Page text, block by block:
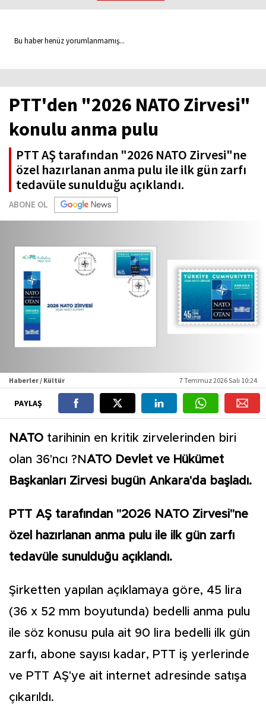
Bu haber henüz yorumlanmamış...
PTT'den "2026 NATO Zirvesi"
konulu anma pulu
PTT AŞ tarafından "2026 NATO Zirvesi"ne
özel hazırlanan anma pulu ile ilk gün zarfı
tedavüle sunulduğu açıklandı.
ABONE OL
Haberler / Kültür 7 Temmuz 2026 Salı 10:24
PAYLAŞ
NATO tarihinin en kritik zirvelerinden biri
olan 36'ncı ?N ATO Devlet ve Hükümet
Başkanları Zirvesi bugün Ankara'da başladı.
PTT AŞ tarafından "2026 NATO Zirvesi"ne
özel hazırlanan anma pulu ile ilk gün zarfı
tedavüle sunulduğu açıklandı.
Şirketten yapılan açıklamaya göre, 45 lira
(36 x 52 mm boyutunda) bedelli anma pulu
ile söz konusu pula ait 90 lira bedelli ilk gün
zarfı, abone sayısı kadar, PTT iş yerlerinde
ve PTT AŞ'ye ait internet adresinde satışa
çıkarıldı.